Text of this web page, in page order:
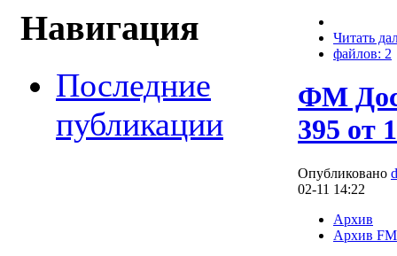
Навигация
Последние
публикации
Читать
файлов: 2
ФМ
395 от
Опубликовано
02-11 14:22
Архив
Архив FM